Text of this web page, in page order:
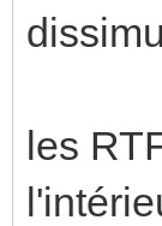
les